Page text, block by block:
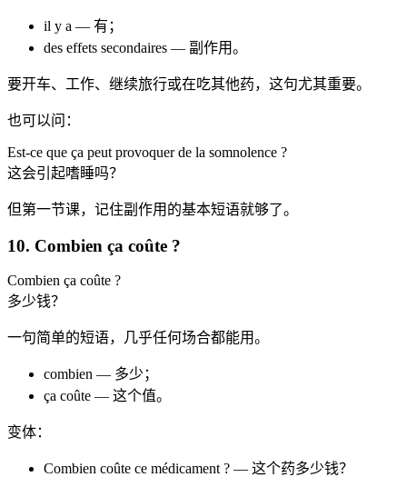
il y a — 有；
des effets secondaires — 副作用。
要开车、工作、继续旅行或在吃其他药，这句尤其重要。
也可以问：
Est-ce que ça peut provoquer de la somnolence ?
这会引起嗜睡吗？
但第一节课，记住副作用的基本短语就够了。
10. Combien ça coûte ?
Combien ça coûte ?
多少钱？
一句简单的短语，几乎任何场合都能用。
combien — 多少；
ça coûte — 这个值。
变体：
Combien coûte ce médicament ? — 这个药多少钱？